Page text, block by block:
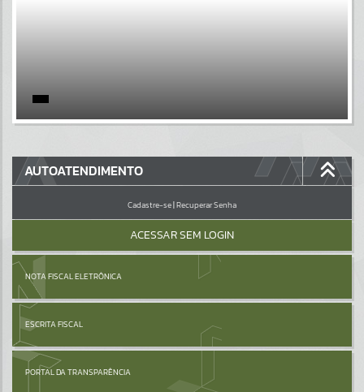
Por favor, aguarde...
GALERIAS
Por favor, aguarde...
AUTOATENDIMENTO
Cadastre-se|Recuperar Senha
ACESSAR SEM LOGIN
NOTA FISCAL ELETRÔNICA
ESCRITA FISCAL
PORTAL DA TRANSPARÊNCIA